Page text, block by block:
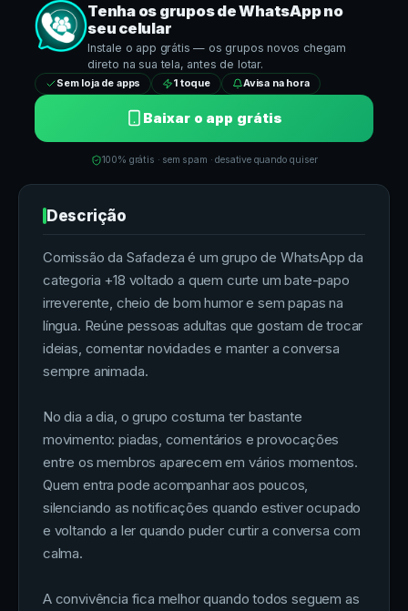
Tenha os grupos deWhatsAppno
seu celular
Instale o app grátis — os grupos novos chegam
direto na sua tela, antes de lotar.
Sem loja de apps 1 toque Avisa na hora
Baixar o app grátis
100% grátis · sem spam · desative quando quiser
Descrição
Comissão da Safadeza é um grupo de WhatsApp da
categoria +18 voltado a quem curte um bate-papo
irreverente, cheio de bom humor e sem papas na
língua. Reúne pessoas adultas que gostam de trocar
ideias, comentar novidades e manter a conversa
sempre animada.
No dia a dia, o grupo costuma ter bastante
movimento: piadas, comentários e provocações
entre os membros aparecem em vários momentos.
Quem entra pode acompanhar aos poucos,
silenciando as notificações quando estiver ocupado
e voltando a ler quando puder curtir a conversa com
calma.
A convivência fica melhor quando todos seguem as